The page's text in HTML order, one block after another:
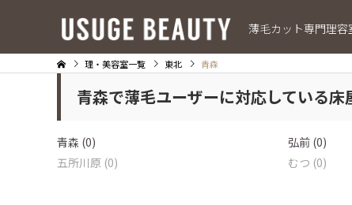
薄毛カット専門理
理・美容室一覧 東北 青森
青森で薄毛ユーザーに対応している
青森 (0) 弘前 (0)
五所川原 (0)
むつ (0)